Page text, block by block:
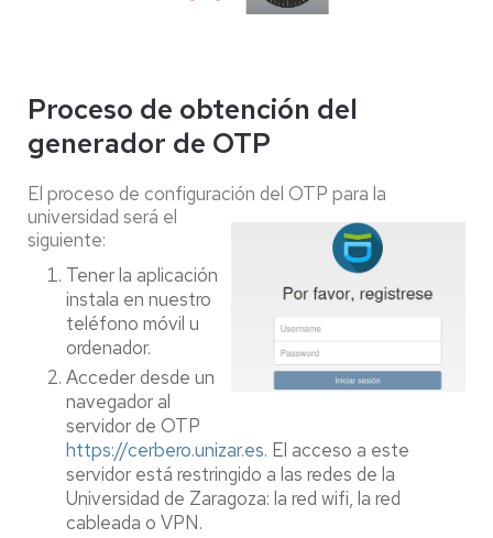
Proceso de obtención del
generador de OTP
El proceso de configuración del OTP para la
universidad será el
siguiente:
Tener la aplicación
instala en nuestro
teléfono móvil u
ordenador.
Acceder desde un
navegador al
servidor de OTP
https://cerbero.unizar.es. El acceso a este
servidor está restringido a las redes de la
Universidad de Zaragoza: la red wifi, la red
cableada o VPN.